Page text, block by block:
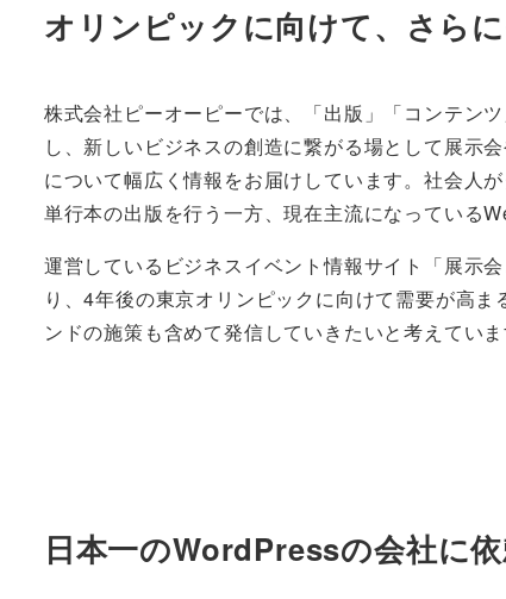
オリンピックに向けて、さら
株式会社ピーオーピーでは、「出版」「コンテン
し、新しいビジネスの創造に繋がる場として展示
について幅広く情報をお届けしています。社会人
単行本の出版を行う一方、現在主流になっている
運営しているビジネスイベント情報サイト「展示
り、4年後の東京オリンピックに向けて需要が高
ンドの施策も含めて発信していきたいと考えていま
日本一のWordPressの会社に